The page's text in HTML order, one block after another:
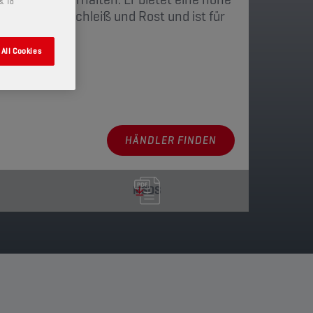
Verschleiß und Rost und ist für
HÄNDLER FINDEN
MSDS
Cookies